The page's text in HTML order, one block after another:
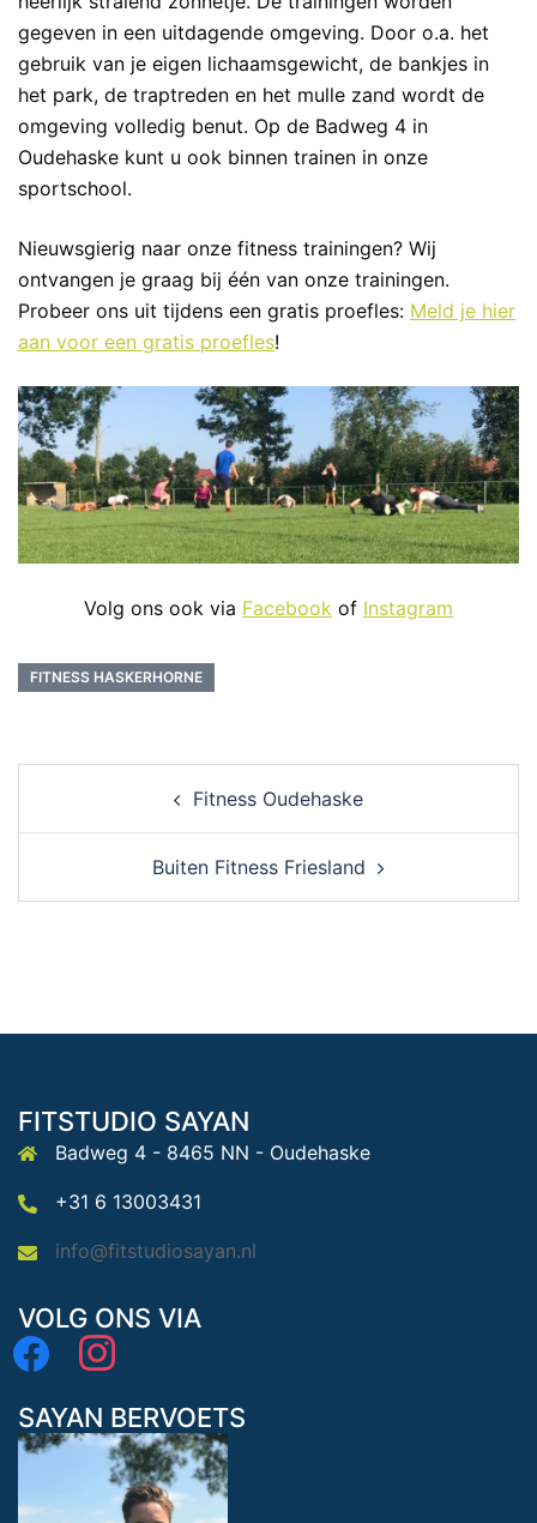
gegeven in een uitdagende omgeving. Door o.a. het
gebruik van je eigen lichaamsgewicht, de bankjes in
het park, de traptreden en het mulle zand wordt de
omgeving volledig benut. Op de Badweg 4 in
Oudehaske kunt u ook binnen trainen in onze
sportschool.
Nieuwsgierig naar onze fitness trainingen? Wij
ontvangen je graag bij één van onze trainingen.
Probeer ons uit tijdens een gratis proefles: Meld je hier
aan voor een gratis proefles!
Volg ons ook via Facebook of Instagram
FITNESS HASKERHORNE
Fitness Oudehaske
Buiten Fitness Friesland
FITSTUDIO SAYAN
Badweg 4 - 8465 NN - Oudehaske
+31 6 13003431
info@fitstudiosayan.nl
VOLG ONS VIA
facebookinstagram
SAYAN BERVOETS